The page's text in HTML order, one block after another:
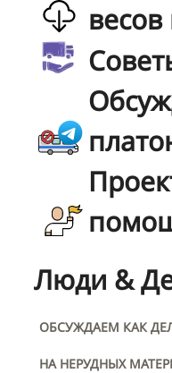
весов
Люди &
ОБСУЖДАЕМ КАК
НА НЕРУДНЫХ